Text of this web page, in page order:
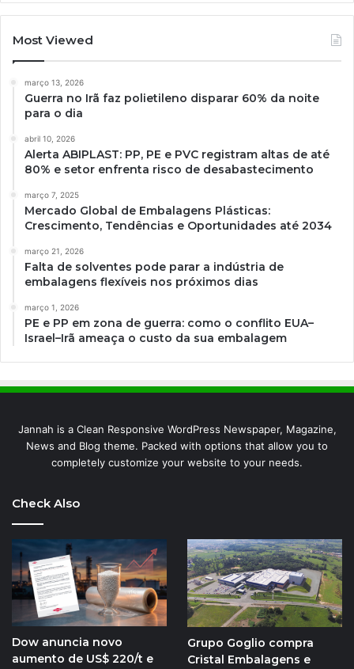
Most Viewed
março 13, 2026
Guerra no Irã faz polietileno disparar 60% da noite
para o dia
abril 10, 2026
Alerta ABIPLAST: PP, PE e PVC registram altas de até
80% e setor enfrenta risco de desabastecimento
março 7, 2025
Mercado Global de Embalagens Plásticas:
Crescimento, Tendências e Oportunidades até 2034
março 21, 2026
Falta de solventes pode parar a indústria de
embalagens flexíveis nos próximos dias
março 1, 2026
PE e PP em zona de guerra: como o conflito EUA–
Israel–Irã ameaça o custo da sua embalagem
Jannah is a Clean Responsive WordPress Newspaper, Magazine,
News and Blog theme. Packed with options that allow you to
completely customize your website to your needs.
Check Also
Dow anuncia novo
aumento de US$ 220/t e
Grupo Goglio compra
Cristal Embalagens e